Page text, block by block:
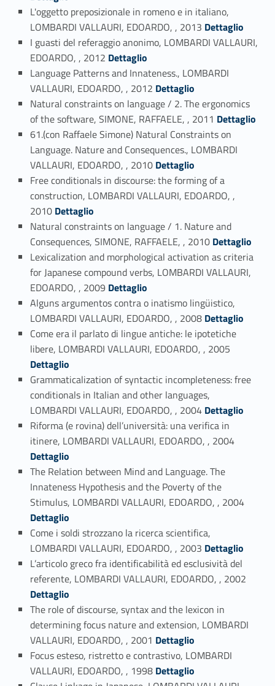
L'oggetto preposizionale in romeno e in italiano,
LOMBARDI VALLAURI, EDOARDO, , 2013 Link identifier #identifier_person_62021-119
Dettaglio
I guasti del referaggio anonimo, LOMBARDI VALLAURI,
EDOARDO, , 2012Link identifier #identifier_person_120400-120
Dettaglio
Language Patterns and Innateness., LOMBARDI
VALLAURI, EDOARDO, , 2012 Link identifier #identifier_person_91385-121
Dettaglio
Natural constraints on language / 2. The ergonomics
of the software, SIMONE, RAFFAELE, , 2011Link identifier #identifier_person_3598-122
Dettaglio
61.(con Raffaele Simone) Natural Constraints on
Language. Nature and Consequences., LOMBARDI
VALLAURI, EDOARDO, , 2010Link identifier #identifier_person_65434-123
Dettaglio
Free conditionals in discourse: the forming of a
construction, LOMBARDI VALLAURI, EDOARDO, ,
2010 Link identifier #identifier_person_17053-124
Dettaglio
Natural constraints on language / 1. Nature and
Consequences, SIMONE, RAFFAELE, , 2010 Link identifier #identifier_person_184676-125
Dettaglio
Lexicalization and morphological activation as criteria
for Japanese compound verbs, LOMBARDI VALLAURI,
EDOARDO, , 2009 Link identifier #identifier_person_89745-126
Dettaglio
Alguns argumentos contra o inatismo lingüistico,
LOMBARDI VALLAURI, EDOARDO, , 2008Link identifier #identifier_person_117619-127
Dettaglio
Come era il parlato di lingue antiche: le ipotetiche
libere, LOMBARDI VALLAURI, EDOARDO, , 2005
Dettaglio
Grammaticalization of syntactic incompleteness: free
conditionals in Italian and other languages,
LOMBARDI VALLAURI, EDOARDO, , 2004 Link identifier #identifier_person_67958-129
Dettaglio
Riforma (e rovina) dell’università: una verifica in
itinere, LOMBARDI VALLAURI, EDOARDO, , 2004
Dettaglio
The Relation between Mind and Language. The
Innateness Hypothesis and the Poverty of the
Stimulus, LOMBARDI VALLAURI, EDOARDO, , 2004
Dettaglio
Come i soldi strozzano la ricerca scientifica,
LOMBARDI VALLAURI, EDOARDO, , 2003 Link identifier #identifier_person_32095-132
Dettaglio
L’articolo greco fra identificabilità ed esclusività del
referente, LOMBARDI VALLAURI, EDOARDO, , 2002
Dettaglio
The role of discourse, syntax and the lexicon in
determining focus nature and extension, LOMBARDI
VALLAURI, EDOARDO, , 2001 Link identifier #identifier_person_87829-134
Dettaglio
Focus esteso, ristretto e contrastivo, LOMBARDI
VALLAURI, EDOARDO, , 1998 Link identifier #identifier_person_119990-135
Dettaglio